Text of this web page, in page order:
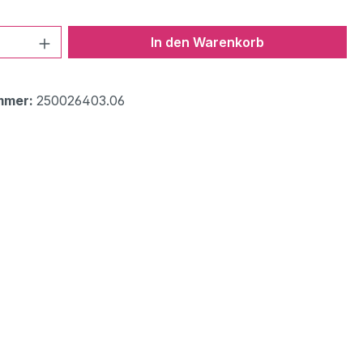
Anzahl: Gib den gewünschten Wert
In den Warenkorb
250026403.06